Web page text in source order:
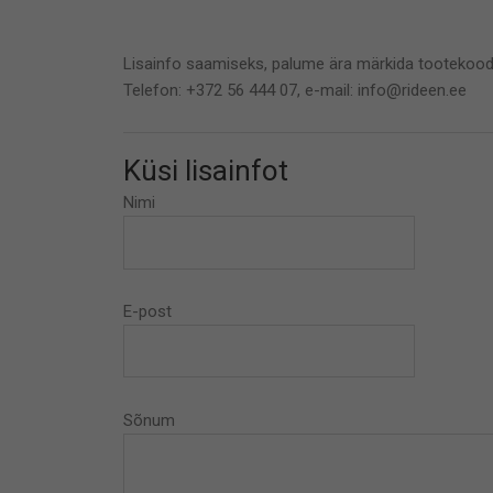
Lisainfo saamiseks, palume ära märkida
Telefon: +372 56 444 07, e-mail: info@rideen.ee
Küsi lisainfot
Nimi
E-post
Sõnum